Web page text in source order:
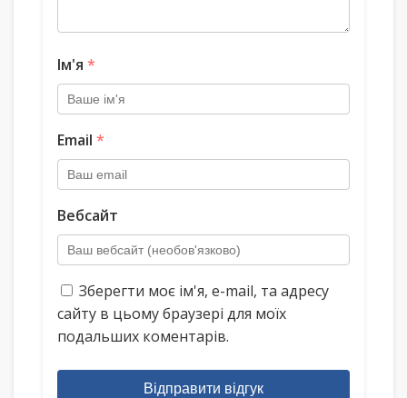
Ім'я *
Email *
Вебсайт
Зберегти моє ім'я, e-mail, та адресу
сайту в цьому браузері для моїх
подальших коментарів.
Відправити відгук